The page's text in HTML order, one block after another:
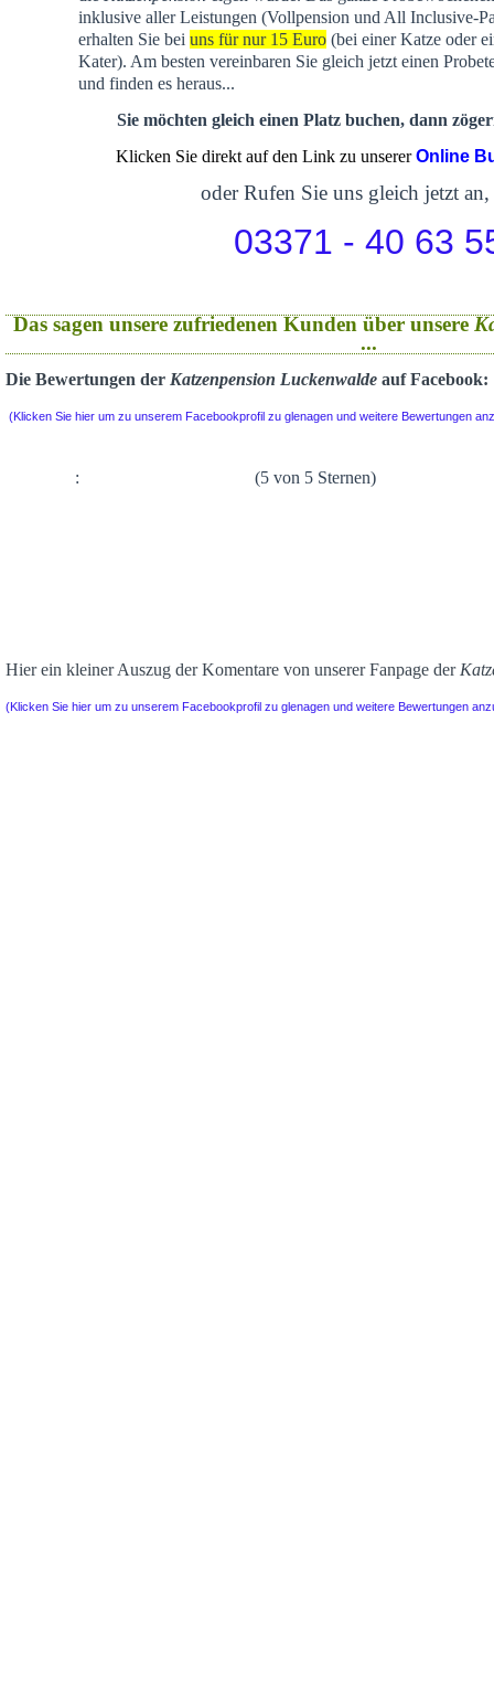
inklusive aller Leistungen (Vollpension und All Inclusive-
erhalten Sie bei uns für nur 15 Euro(bei einer Katze oder
Kater). Am besten vereinbaren Sie gleich jetzt einen
und finden es heraus...
Sie möchten gleich einen Platz buchen, dann
Klicken Sie direkt auf den Link zu unsererOnline
oder Rufen Sie uns gleich jetzt an,
03371 - 40 63
Das sagen unsere zufriedenen Kunden über unsere
...
Die Bewertungen der Katzenpension Luckenwalde auf Facebook:
(Klicken Sie hier um zu unserem Facebookprofil zu glenagen und weitere Bewertungen
: (5 von 5 Sternen)
Hier ein kleiner Auszug der Komentare von unserer Fanpage der
(Klicken Sie hier um zu unserem Facebookprofil zu glenagen und weitere Bewertungen